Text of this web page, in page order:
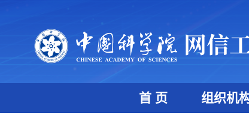
首 页 组织机